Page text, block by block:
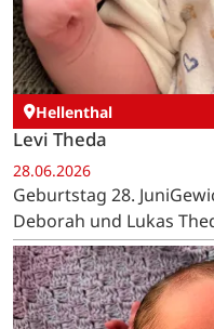
Hellenthal
Levi Theda
28.06.2026
Geburtstag 28.
Deborah und Lukas